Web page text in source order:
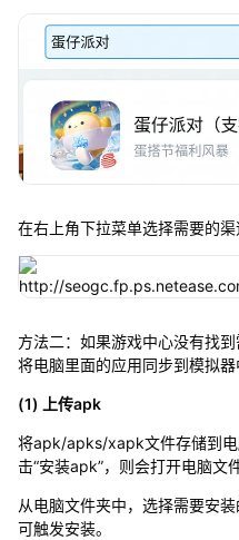
在右上角下拉菜单选择需要的渠
方法二：如果游戏中心没有找
将电脑里面的应用同步到模拟器
(1) 上传apk
将apk/apks/xapk文件存储到电
击“安装apk”，则会打开电脑文
从电脑文件夹中，选择需要安
可触发安装。